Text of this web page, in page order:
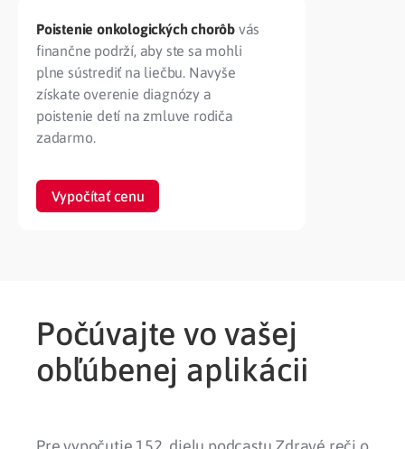
Poistenie onkologických chorôb vás
finančne podrží, aby ste sa mohli
plne sústrediť na liečbu. Navyše
získate overenie diagnózy a
poistenie detí na zmluve rodiča
zadarmo.
Vypočítať cenu
Počúvajte vo vašej
obľúbenej aplikácii